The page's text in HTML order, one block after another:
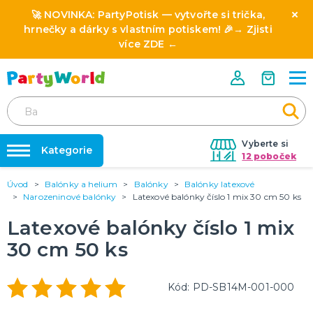
🚀 NOVINKA: PartyPotisk — vytvořte si trička,
hrnečky a dárky s vlastním potiskem! 🎉→ Zjisti
více ZDE ←
Vyberte si
12 poboček
❤️ Rozlučky se svobodou ❤️
🎨 POTISK NA MÍRU
Nafukování balónků
Půjčovna kostýmů
Výzdoba na klíč
Kategorie
⭐ HVĚZDY PRODEJŮ A NOVINKY
🎭 SLAVÍME CELOROČNĚ
Halloween 2026
Mikuláš
Úvod Balónky a helium Balónky
Balónky latexové
Narozeninové balónky
Latexové balónky číslo 1 mix 30 cm 50 ks
Latexové balónky číslo 1 mix
30 cm 50 ks
Kód: PD-SB14M-001-000